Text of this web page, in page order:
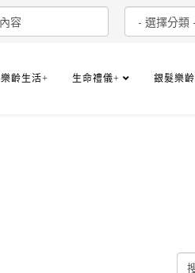
樂齡生活+ 生命禮儀+ 銀髮樂齡